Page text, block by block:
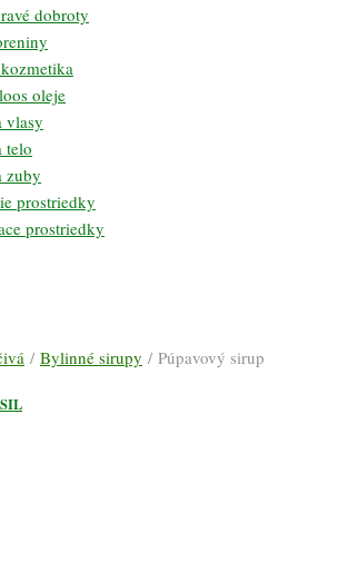
dobroty
oleje
vlasy
telo
zuby
prostriedky
prostriedky
/ Bylinné sirupy / Púpavový sirup